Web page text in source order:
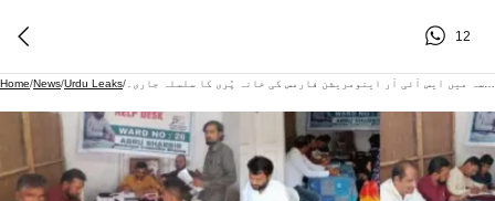
12
Home/News/Urdu Leaks/